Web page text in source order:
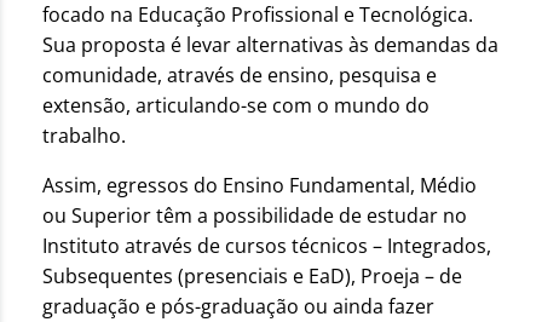
focado na Educação Profissional e Tecnológica.
Sua proposta é levar alternativas às demandas da
comunidade, através de ensino, pesquisa e
extensão, articulando-se com o mundo do
trabalho.
Assim, egressos do Ensino Fundamental, Médio
ou Superior têm a possibilidade de estudar no
Instituto através de cursos técnicos – Integrados,
Subsequentes (presenciais e EaD), Proeja – de
graduação e pós-graduação ou ainda fazer